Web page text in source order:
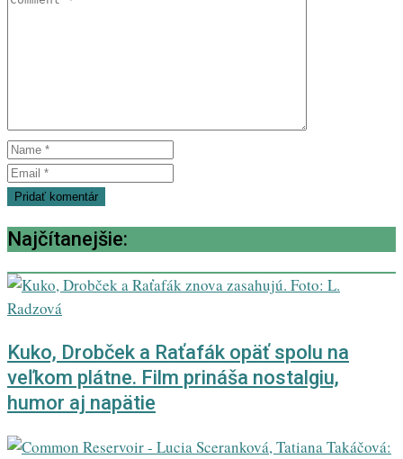
Najčítanejšie:
Kuko, Drobček a Raťafák opäť spolu na
veľkom plátne. Film prináša nostalgiu,
humor aj napätie